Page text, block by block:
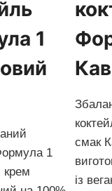
1
1
крем
смак
із